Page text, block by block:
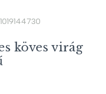
köves virág